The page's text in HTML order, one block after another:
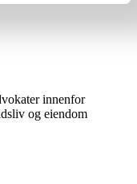
innenfor
og eiendom